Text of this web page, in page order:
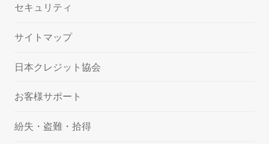
セキュリティ
サイトマップ
日本クレジット協会
お客様サポート
紛失・盗難・拾得